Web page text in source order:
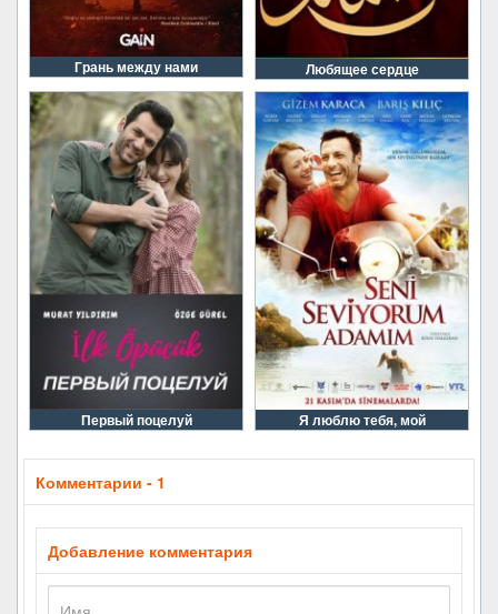
Грань между нами Любящее сердце
Первый поцелуй Я люблю тебя, мой
Комментарии - 1
Добавление комментария